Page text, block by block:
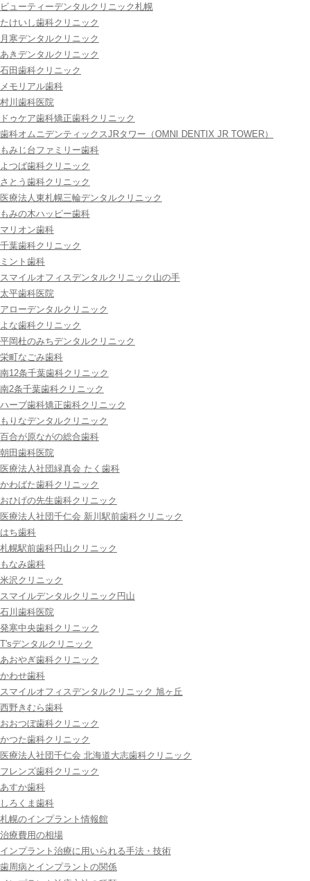
ビューティーデンタルクリニック札幌
たけいし歯科クリニック
月寒デンタルクリニック
あきデンタルクリニック
石田歯科クリニック
メモリアル歯科
村川歯科医院
ドゥケア歯科矯正歯科クリニック
歯科オムニデンティックスJRタワー（OMNI DENTIX JR TOWER）
もみじ台ファミリー歯科
よつば歯科クリニック
さとう歯科クリニック
医療法人東札幌三輪デンタルクリニック
もみの木ハッピー歯科
マリオン歯科
千葉歯科クリニック
ミント歯科
スマイルオフィスデンタルクリニック山の手
太平歯科医院
アローデンタルクリニック
よな歯科クリニック
平岡杜のみちデンタルクリニック
栄町なごみ歯科
南12条千葉歯科クリニック
南2条千葉歯科クリニック
ハーブ歯科矯正歯科クリニック
もりなデンタルクリニック
百合が原ながの総合歯科
朝田歯科医院
医療法人社団緑真会 たく歯科
かわばた歯科クリニック
おひげの先生歯科クリニック
医療法人社団千仁会 新川駅前歯科クリニック
はち歯科
札幌駅前歯科円山クリニック
もなみ歯科
米沢クリニック
スマイルデンタルクリニック円山
石川歯科医院
発寒中央歯科クリニック
T'sデンタルクリニック
あおやぎ歯科クリニック
かわせ歯科
スマイルオフィスデンタルクリニック 旭ヶ丘
西野きむら歯科
おおつぼ歯科クリニック
かつた歯科クリニック
医療法人社団千仁会 北海道大志歯科クリニック
フレンズ歯科クリニック
あすか歯科
しろくま歯科
札幌のインプラント情報館
治療費用の相場
インプラント治療に用いられる手法・技術
歯周病とインプラントの関係